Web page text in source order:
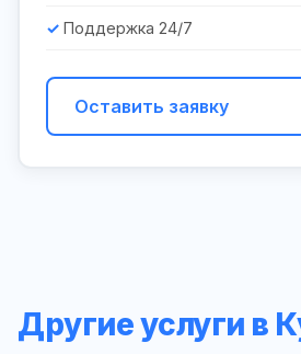
Поддержка 24/7
Оставить заявку
Другие услуги в